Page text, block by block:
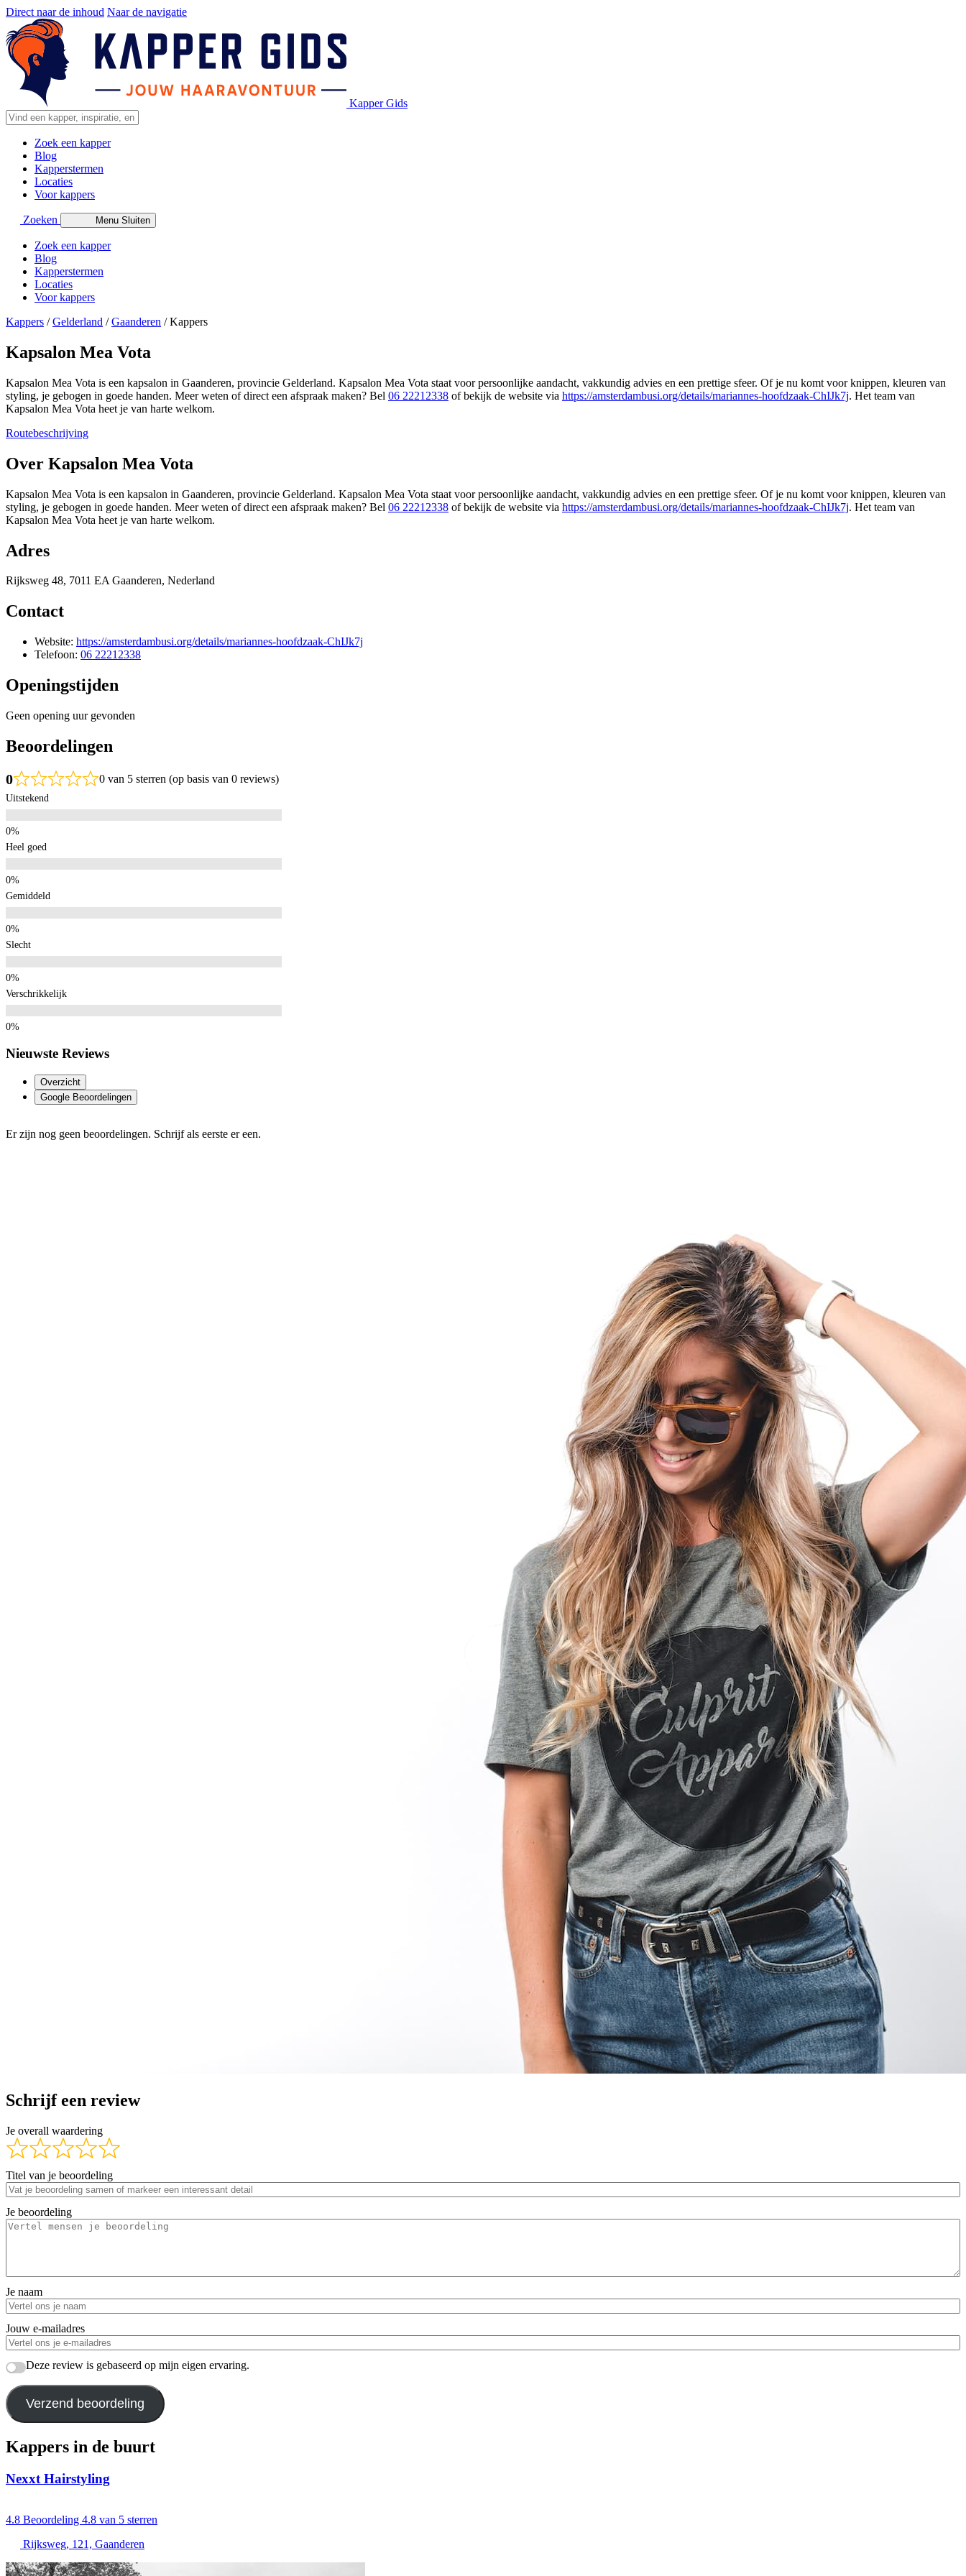
Direct naar de inhoud Naar de navigatie
Kapper Gids
Zoek een kapper
Blog
Kapperstermen
Locaties
Voor kappers
Zoeken Menu Sluiten
Zoek een kapper
Blog
Kapperstermen
Locaties
Voor kappers
Kappers /Gelderland /Gaanderen /Kappers
Kapsalon Mea Vota
Kapsalon Mea Vota is een kapsalon in Gaanderen, provincie Gelderland. Kapsalon Mea Vota staat voor persoonlijke aandacht, vakkundig advies en een prettige sfeer. Of je nu komt voor knippen, kleuren van
styling, je gebogen in goede handen. Meer weten of direct een afspraak maken? Bel 06 22212338 of bekijk de website via https://amsterdambusi.org/details/mariannes-hoofdzaak-ChIJk7j. Het team van
Kapsalon Mea Vota heet je van harte welkom.
Routebeschrijving
+
Over Kapsalon Mea Vota
Kapsalon Mea Vota is een kapsalon in Gaanderen, provincie Gelderland. Kapsalon Mea Vota staat voor persoonlijke aandacht, vakkundig advies en een prettige sfeer. Of je nu komt voor knippen, kleuren van
styling, je gebogen in goede handen. Meer weten of direct een afspraak maken? Bel 06 22212338 of bekijk de website via https://amsterdambusi.org/details/mariannes-hoofdzaak-ChIJk7j. Het team van
Kapsalon Mea Vota heet je van harte welkom.
Adres
Rijksweg 48, 7011 EA Gaanderen, Nederland
Contact
Website: https://amsterdambusi.org/details/mariannes-hoofdzaak-ChIJk7j
Telefoon: 06 22212338
Openingstijden
Geen opening uur gevonden
Beoordelingen
0 0 van 5 sterren (op basis van 0 reviews)
Uitstekend
Heel goed
Gemiddeld
Slecht
Verschrikkelijk
Nieuwste Reviews
Overzicht
Google Beoordelingen
Er zijn nog geen beoordelingen. Schrijf als eerste er een.
Schrijf een review
Je overall waardering
Titel van je beoordeling
Je beoordeling
Je naam
Jouw e-mailadres
Deze review is gebaseerd op mijn eigen ervaring.
Verzend beoordeling
Kappers in de buurt
Nexxt Hairstyling
4.8 Beoordeling 4.8 van 5 sterren
Rijksweg, 121, Gaanderen